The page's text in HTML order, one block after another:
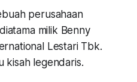
perusahaan
milik Benny
Lestari Tbk.
kisah legendaris.